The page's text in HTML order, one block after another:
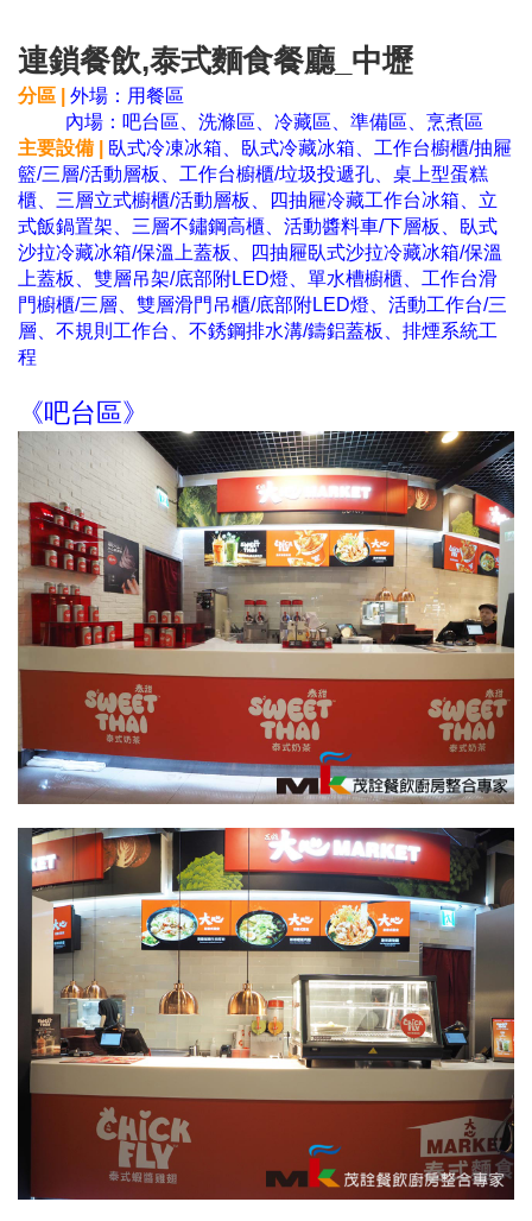
連鎖餐飲,泰式麵食餐廳_中壢
分區 |
外場：用餐區
內場：吧台區、洗滌區、冷藏區、準備區、烹煮區
主要設備 |
臥式冷凍冰箱、臥式冷藏冰箱、工作台櫥櫃/抽屜
籃/三層/活動層板、工作台櫥櫃/垃圾投遞孔、桌上型蛋糕
櫃、三層立式櫥櫃/活動層板、四抽屜冷藏工作台冰箱、立
式飯鍋置架、三層不鏽鋼高櫃、活動醬料車/下層板、臥式
沙拉冷藏冰箱/保溫上蓋板、四抽屜臥式沙拉冷藏冰箱/保溫
上蓋板、雙層吊架/底部附LED燈、單水槽櫥櫃、工作台滑
門櫥櫃/三層、雙層滑門吊櫃/底部附LED燈、活動工作台/三
層、不規則工作台、不銹鋼排水溝/鑄鋁蓋板、排煙系統工
程
《吧台區》